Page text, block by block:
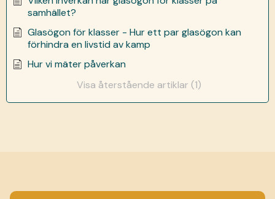
samhället?
Glasögon för klasser - Hur ett par glasögon kan
förhindra en livstid av kamp
Hur vi mäter påverkan
Visa återstående artiklar (1)